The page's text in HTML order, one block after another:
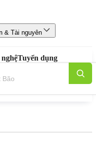
& Tài nguyên
Tuyển dụng